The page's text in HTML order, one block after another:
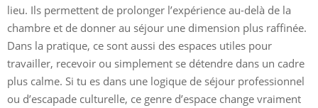
lieu. Ils permettent de prolonger l’expérience au-delà de la
chambre et de donner au séjour une dimension plus raffinée.
Dans la pratique, ce sont aussi des espaces utiles pour
travailler, recevoir ou simplement se détendre dans un cadre
plus calme. Si tu es dans une logique de séjour professionnel
ou d’escapade culturelle, ce genre d’espace change vraiment